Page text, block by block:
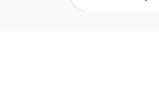
справочным